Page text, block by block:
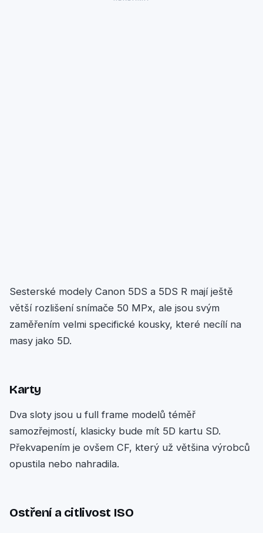
Sesterské modely Canon 5DS a 5DS R mají ještě
větší rozlišení snímače 50 MPx, ale jsou svým
zaměřením velmi specifické kousky, které necílí na
masy jako 5D.
Karty
Dva sloty jsou u full frame modelů téměř
samozřejmostí, klasicky bude mít 5D kartu SD.
Překvapením je ovšem CF, který už většina výrobců
opustila nebo nahradila.
Ostření a citlivost ISO